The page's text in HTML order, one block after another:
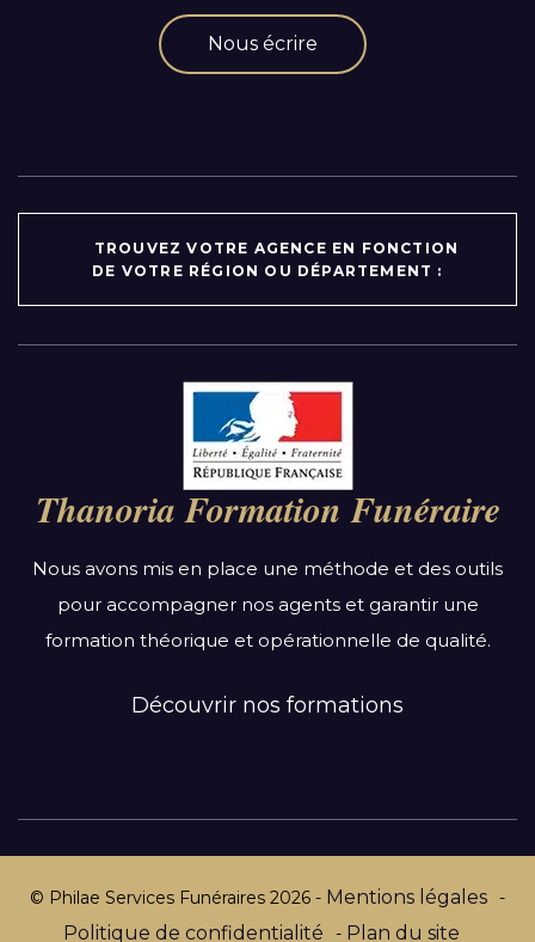
Nous écrire
TROUVEZ VOTRE AGENCE EN FONCTION
DE VOTRE RÉGION OU DÉPARTEMENT :
Auvergne-Rhône-Alpes
Bourgogne-Franche-Comté
Bretagne
Centre-Val de Loire
Grand Est
Hauts-de-France
Normandie
Thanoria Formation Funéraire
Nous avons mis en place une méthode et des outils
pour accompagner nos agents et garantir une
formation théorique et opérationnelle de qualité.
Découvrir nos formations
© Philae Services Funéraires 2026 - Mentions légales -
Politique de confidentialité - Plan du site